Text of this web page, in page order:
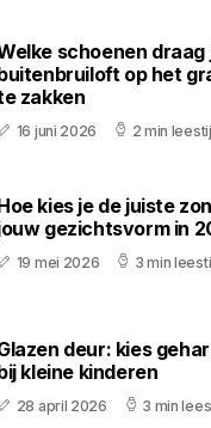
schoenen draag
op het
zakken
16 juni 2026 2 min
kies je de juiste
gezichtsvorm in
19 mei 2026 3 min
deur: kies
kleine kinderen
28 april 2026 3 min